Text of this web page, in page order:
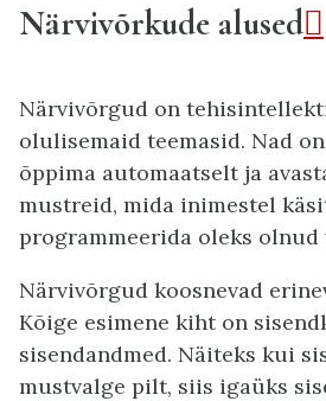
Närvivõrkude alused
Närvivõrgud on
olulisemaid teemasid. Nad
õppima automaatselt ja
mustreid, mida inimestel
programmeerida oleks olnud
Närvivõrgud koosnevad
Kõige esimene kiht on
sisendandmed. Näiteks kui
mustvalge pilt, siis igaüks